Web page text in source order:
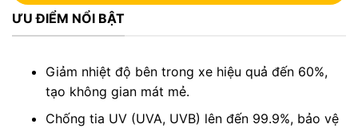
ƯU ĐIỂM NỔI BẬT
Giảm nhiệt độ bên trong xe hiệu quả đến 60%,
tạo không gian mát mẻ.
Chống tia UV (UVA, UVB) lên đến 99.9%, bảo vệ